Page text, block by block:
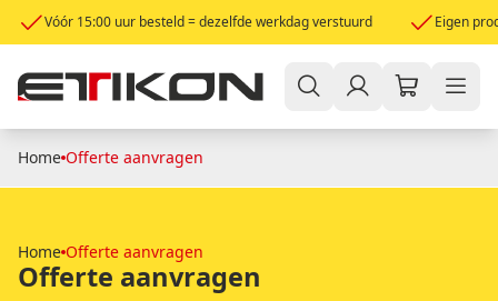
Vóór 15:00 uur besteld = dezelfde werkdag verstuurd Eigen
Home Offerte aanvragen
Home Offerte aanvragen
Offerte aanvragen